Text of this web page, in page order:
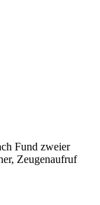
Fund zweier
Zeugenaufruf